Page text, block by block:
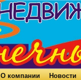
О компании Новости